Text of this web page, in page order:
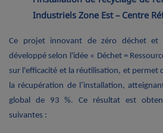
Industriels Zone Est – Centre
Ce projet innovant de zéro déchet et
développé selon l'idée « Déchet =
sur l'efficacité et la réutilisation, et permet
la récupération de l’installation,
global de 93 %. Ce résultat est
suivantes :